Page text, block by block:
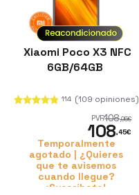
Xiaomi Poco X3 NFC
6GB/64GB
114 (109 opiniones)
PVR108,95€
108,45€
Temporalmente
agotado | ¿Quieres
que te avisemos
cuando llegue?
¡Suscríbete!